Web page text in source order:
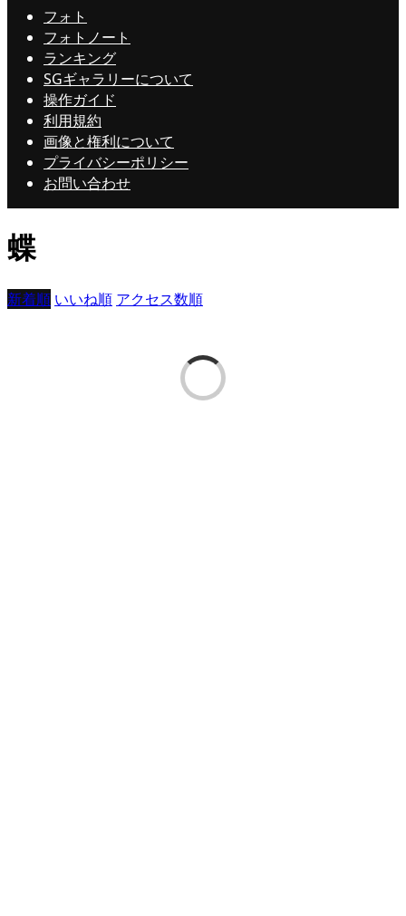
フォト
フォトノート
ランキング
SGギャラリーについて
操作ガイド
利用規約
画像と権利について
プライバシーポリシー
お問い合わせ
蝶
新着順 いいね順 アクセス数順